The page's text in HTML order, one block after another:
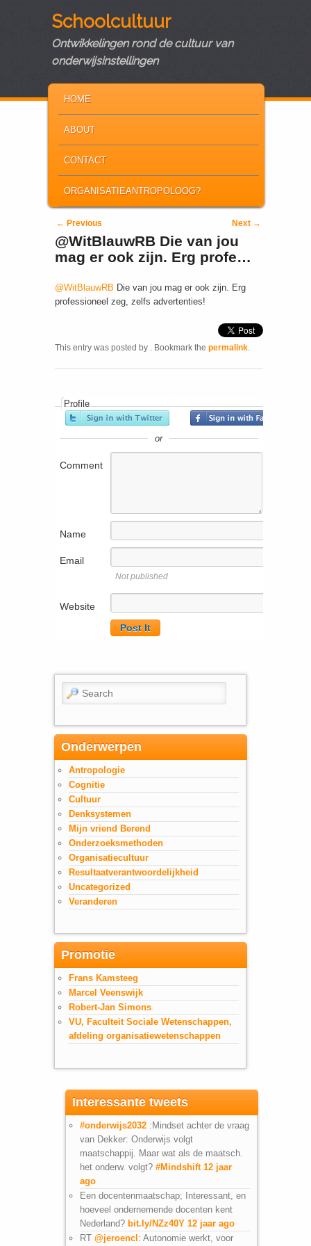
Schoolcultuur
Ontwikkelingen rond de cultuur van
onderwijsinstellingen
SKIP TO PRIMARY CONTENT
SKIP TO SECONDARY CONTENT
HOME
ABOUT
CONTACT
ORGANISATIEANTROPOLOOG?
Post navigation
← Previous Next →
@WitBlauwRB Die van jou
mag er ook zijn. Erg profe…
@WitBlauwRB Die van jou mag er ook zijn. Erg
professioneel zeg, zelfs advertenties!
This entry was posted by . Bookmark the permalink.
Profile
or
Comment
Name
Email
Not published
Website
Search
Onderwerpen
Antropologie
Cognitie
Cultuur
Denksystemen
Mijn vriend Berend
Onderzoeksmethoden
Organisatiecultuur
Resultaatverantwoordelijkheid
Uncategorized
Veranderen
Promotie
Frans Kamsteeg
Marcel Veenswijk
Robert-Jan Simons
VU, Faculteit Sociale Wetenschappen,
afdeling organisatiewetenschappen
Interessante tweets
#onderwijs2032 :Mindset achter de vraag
van Dekker: Onderwijs volgt
maatschappij. Maar wat als de maatsch.
het onderw. volgt? #Mindshift 12 jaar
ago
Een docentenmaatschap; Interessant, en
hoeveel ondernemende docenten kent
Nederland? bit.ly/NZz40Y 12 jaar ago
RT @jeroencl: Autonomie werkt, voor